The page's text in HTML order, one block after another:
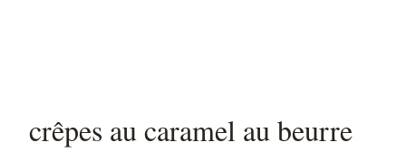
crêpes au caramel au beurre